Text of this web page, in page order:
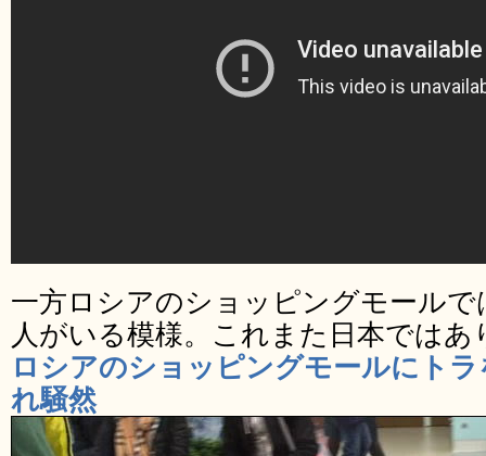
一方ロシアのショッピングモール
人がいる模様。これまた日本では
ロシアのショッピングモールにト
れ騒然